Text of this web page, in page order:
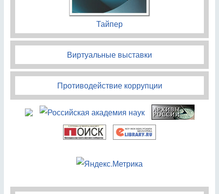
Тайпер
Виртуальные выставки
Противодействие коррупции